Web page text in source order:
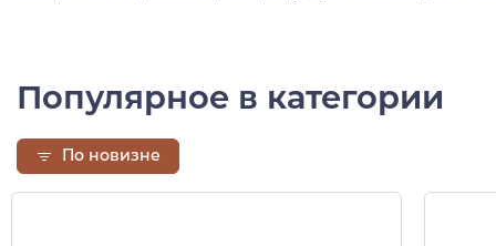
Популярное в категории
По новизне